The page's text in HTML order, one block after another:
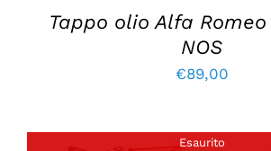
Tappo olio Alfa
NOS
€89,00
Esaurito